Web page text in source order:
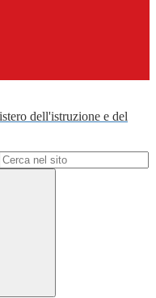
dell'istruzione e del